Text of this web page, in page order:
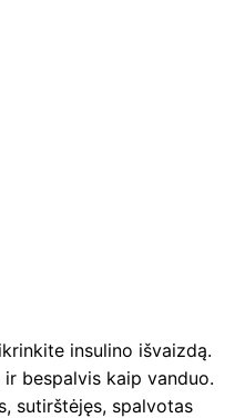
insulino išvaizdą.
bespalvis kaip vanduo.
sutirštėjęs, spalvotas